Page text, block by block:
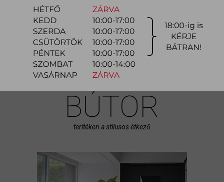
funkciót is betölt, ezért fontos a funkcionalitásában megfelelő bútorok
kiválasztása és ötletes...
bővebben
ÉTKEZŐ
BÚTOR
terítéken a stílusos étkező